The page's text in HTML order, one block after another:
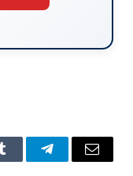
Tumblr TelegramEmail